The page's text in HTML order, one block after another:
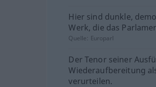
Hier sind dunkle,
Werk, die das
Quelle: Europarl
Der Tenor seiner
Wiederaufbereitung
verurteilen.